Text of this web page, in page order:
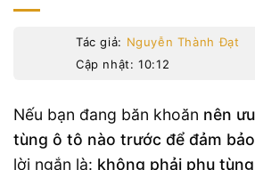
Tác giả: Nguyễn Thành Đạt
Cập nhật: 10:12
Nếu bạn đang băn khoăn nên
tùng ô tô nào trước để đảm
lời ngắn là: không phải phụ